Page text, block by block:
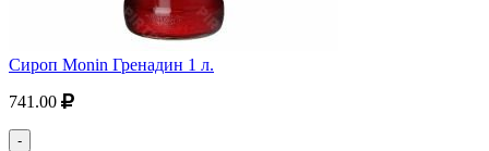
Сироп Monin Гренадин 1 л.
741.00
-